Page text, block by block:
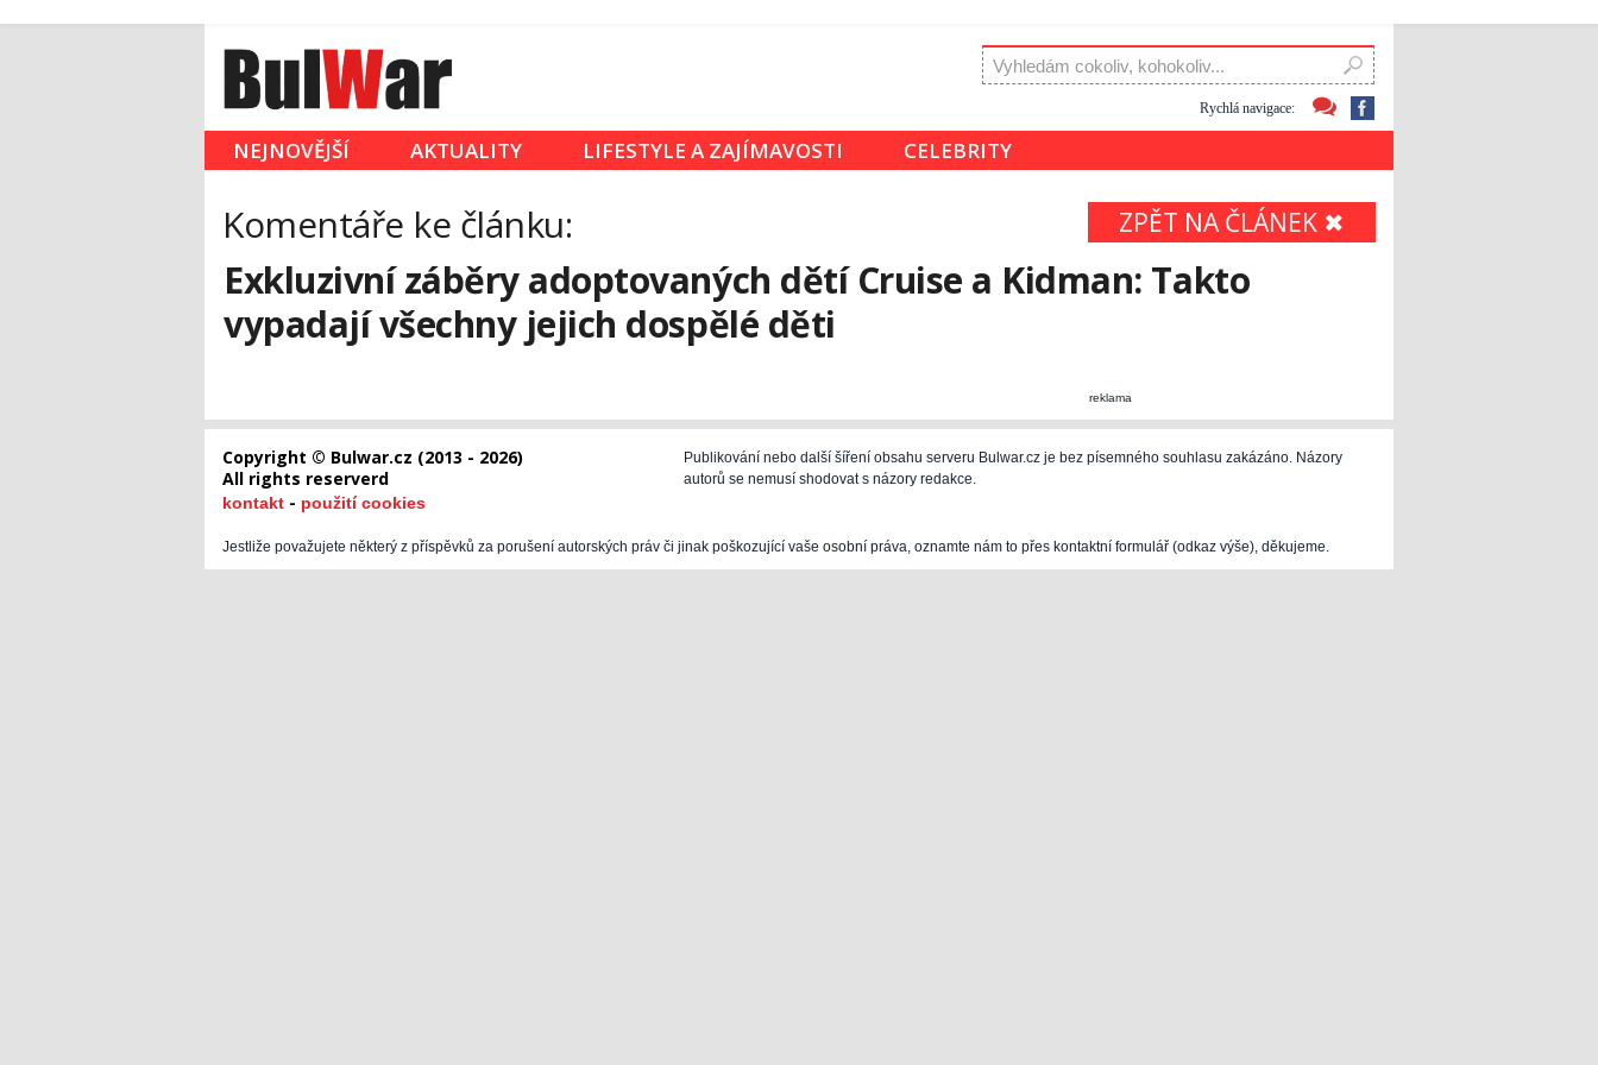
Rychlá navigace:
NEJNOVĚJŠÍ AKTUALITY LIFESTYLE A ZAJÍMAVOSTI CELEBRITY
Komentáře ke článku: ZPĚT NA ČLÁNEK ✖
Exkluzivní záběry adoptovaných dětí Cruise a Kidman: Takto
vypadají všechny jejich dospělé děti
reklama
Copyright © Bulwar.cz (2013 - 2026)
All rights reserverd
kontakt - použití cookies
Publikování nebo další šíření obsahu serveru Bulwar.cz je bez písemného souhlasu zakázáno. Názory
autorů se nemusí shodovat s názory redakce.
Jestliže považujete některý z příspěvků za porušení autorských práv či jinak poškozující vaše osobní práva, oznamte nám to přes kontaktní formulář (odkaz výše), děkujeme.